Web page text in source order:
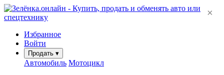
Избранное
Войти
Продать ▾
Автомобиль Мотоцикл
×